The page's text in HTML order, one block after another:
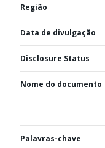
Região
Data de divulgação
Disclosure Status
Nome do documento
Palavras-chave